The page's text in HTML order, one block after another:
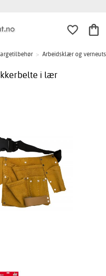
> Arbeidsklær og
i lær